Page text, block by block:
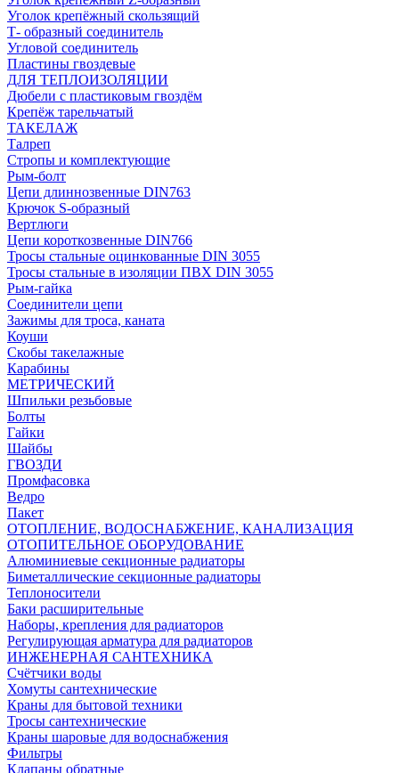
Уголок крепёжный скользящий
Т- образный соединитель
Угловой соединитель
Пластины гвоздевые
ДЛЯ ТЕПЛОИЗОЛЯЦИИ
Дюбели с пластиковым гвоздём
Крепёж тарельчатый
ТАКЕЛАЖ
Талреп
Стропы и комплектующие
Рым-болт
Цепи длиннозвенные DIN763
Крючок S-образный
Вертлюги
Цепи короткозвенные DIN766
Тросы стальные оцинкованные DIN 3055
Тросы стальные в изоляции ПВХ DIN 3055
Рым-гайка
Соединители цепи
Зажимы для троса, каната
Коуши
Скобы такелажные
Карабины
МЕТРИЧЕСКИЙ
Шпильки резьбовые
Болты
Гайки
Шайбы
ГВОЗДИ
Промфасовка
Ведро
Пакет
ОТОПЛЕНИЕ, ВОДОСНАБЖЕНИЕ, КАНАЛИЗАЦИЯ
ОТОПИТЕЛЬНОЕ ОБОРУДОВАНИЕ
Алюминиевые секционные радиаторы
Биметаллические секционные радиаторы
Теплоносители
Баки расширительные
Наборы, крепления для радиаторов
Регулирующая арматура для радиаторов
ИНЖЕНЕРНАЯ САНТЕХНИКА
Счётчики воды
Хомуты сантехнические
Краны для бытовой техники
Тросы сантехнические
Краны шаровые для водоснабжения
Фильтры
Клапаны обратные